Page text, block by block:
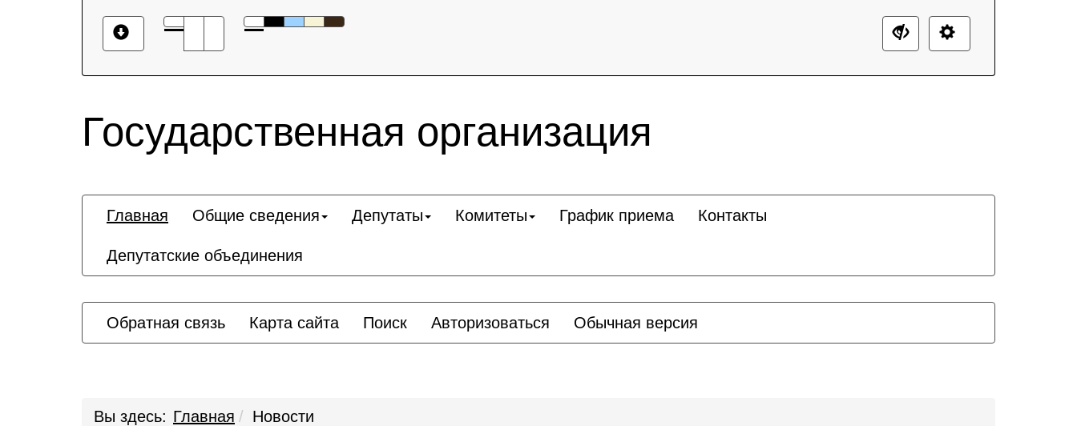
Государственная организация
Главная Общие сведения Депутаты Комитеты График приема Контакты
Депутатские объединения
Обратная связь Карта сайта Поиск Авторизоваться Обычная версия
Вы здесь: Главная Новости